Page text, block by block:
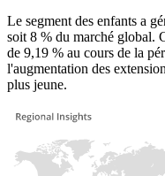
Le segment des enfants a
soit 8 % du marché global.
de 9,19 % au cours de la
l'augmentation des
plus jeune.